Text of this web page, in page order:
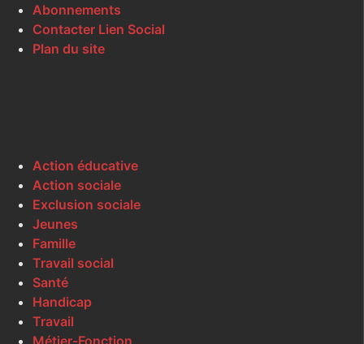
Abonnements
Contacter Lien Social
Plan du site
Action éducative
Action sociale
Exclusion sociale
Jeunes
Famille
Travail social
Santé
Handicap
Travail